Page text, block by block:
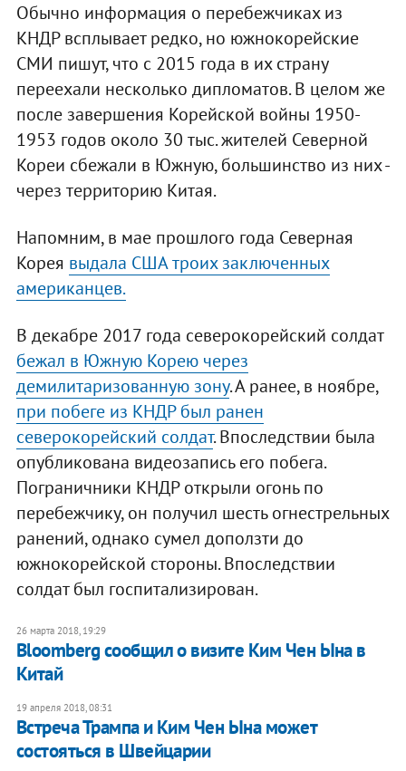
Обычно информация о перебежчиках из
КНДР всплывает редко, но южнокорейские
СМИ пишут, что с 2015 года в их страну
переехали несколько дипломатов. В целом же
после завершения Корейской войны 1950-
1953 годов около 30 тыс. жителей Северной
Кореи сбежали в Южную, большинство из них -
через территорию Китая.
Напомним, в мае прошлого года Северная
Корея выдала США троих заключенных
американцев.
В декабре 2017 года северокорейский солдат
бежал в Южную Корею через
демилитаризованную зону. А ранее, в ноябре,
при побеге из КНДР был ранен
северокорейский солдат. Впоследствии была
опубликована видеозапись его побега.
Пограничники КНДР открыли огонь по
перебежчику, он получил шесть огнестрельных
ранений, однако сумел доползти до
южнокорейской стороны. Впоследствии
солдат был госпитализирован.
26 марта 2018, 19:29
Bloomberg сообщил о визите Ким Чен Ына в
Китай
19 апреля 2018, 08:31
Встреча Трампа и Ким Чен Ына может
состояться в Швейцарии